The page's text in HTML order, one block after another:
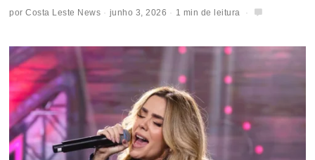
porCosta Leste News junho 3, 2026 1 min de leitura